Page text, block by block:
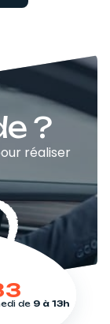
?
réaliser
de 9 à 13h